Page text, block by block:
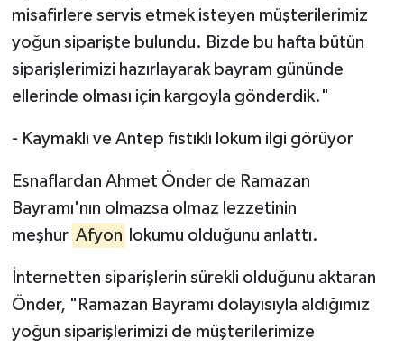
misafirlere servis etmek isteyen müşterilerimiz
yoğun siparişte bulundu. Bizde bu hafta bütün
siparişlerimizi hazırlayarak bayram gününde
ellerinde olması için kargoyla gönderdik."
- Kaymaklı ve Antep fıstıklı lokum ilgi görüyor
Esnaflardan Ahmet Önder de Ramazan
Bayramı'nın olmazsa olmaz lezzetinin
meşhur Afyon lokumu olduğunu anlattı.
İnternetten siparişlerin sürekli olduğunu aktaran
Önder, "Ramazan Bayramı dolayısıyla aldığımız
yoğun siparişlerimizi de müşterilerimize